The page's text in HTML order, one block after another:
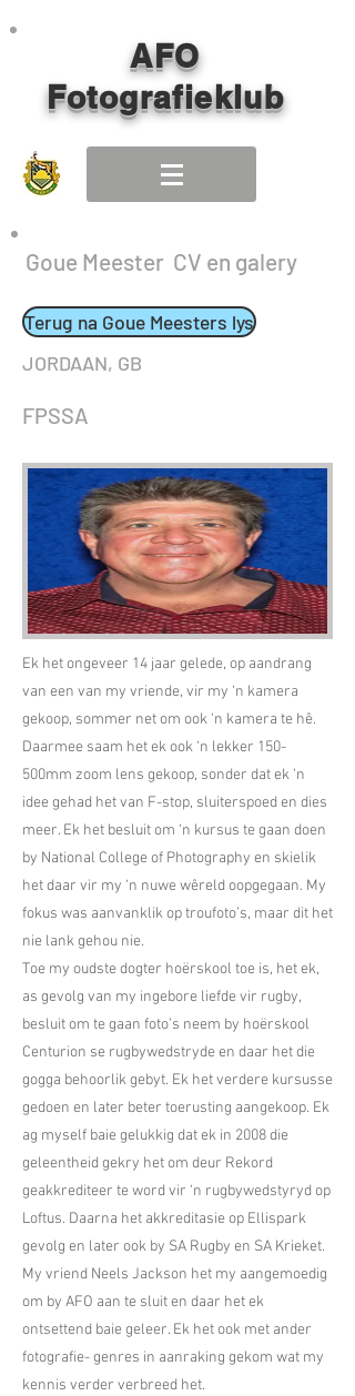
AFO
Fotografieklub
Goue Meester CV en galery
Terug na Goue Meesters lys
JORDAAN, GB
FPSSA
Ek het ongeveer 14 jaar gelede, op aandrang
van een van my vriende, vir my ‘n kamera
gekoop, sommer net om ook ‘n kamera te hê.
Daarmee saam het ek ook ‘n lekker 150-
500mm zoom lens gekoop, sonder dat ek ‘n
idee gehad het van F-stop, sluiterspoed en dies
meer. Ek het besluit om ‘n kursus te gaan doen
by National College of Photography en skielik
het daar vir my ‘n nuwe wêreld oopgegaan. My
fokus was aanvanklik op troufoto’s, maar dit het
nie lank gehou nie.
Toe my oudste dogter hoërskool toe is, het ek,
as gevolg van my ingebore liefde vir rugby,
besluit om te gaan foto’s neem by hoërskool
Centurion se rugbywedstryde en daar het die
gogga behoorlik gebyt. Ek het verdere kursusse
gedoen en later beter toerusting aangekoop. Ek
ag myself baie gelukkig dat ek in 2008 die
geleentheid gekry het om deur Rekord
geakkrediteer te word vir ‘n rugbywedstyryd op
Loftus. Daarna het akkreditasie op Ellispark
gevolg en later ook by SA Rugby en SA Krieket.
My vriend Neels Jackson het my aangemoedig
om by AFO aan te sluit en daar het ek
ontsettend baie geleer. Ek het ook met ander
fotografie- genres in aanraking gekom wat my
kennis verder verbreed het.